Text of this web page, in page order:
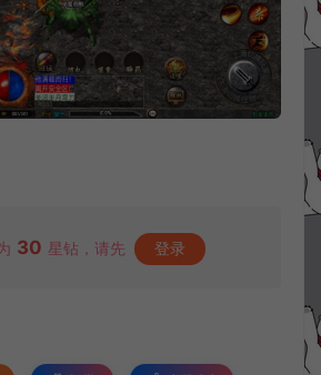
30 星钻，请先 登录